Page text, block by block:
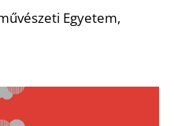
Egyetem,